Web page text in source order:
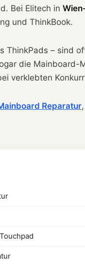
Bei Elitech in
und ThinkBook.
ThinkPads – sind
die
verklebten
Reparatur,